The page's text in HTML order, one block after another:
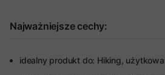
Najważniejsze cechy:
idealny produkt do: Hiking,